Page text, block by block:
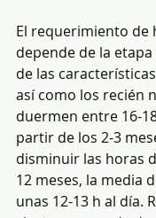
El requerimiento de
depende de la
de las
así como los recién
duermen entre 16-
partir de los 2-3
disminuir las horas
12 meses, la media
unas 12-13 h al día.